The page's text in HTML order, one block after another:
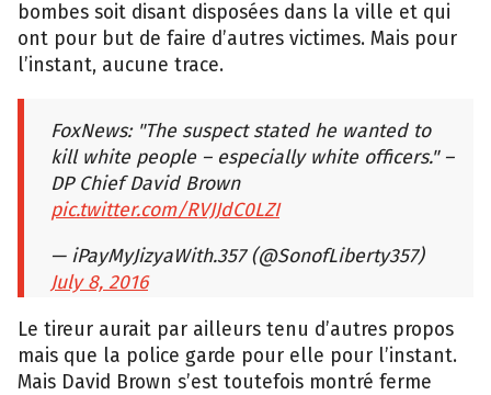
bombes soit disant disposées dans la ville et qui
ont pour but de faire d’autres victimes. Mais pour
l’instant, aucune trace.
FoxNews: "The suspect stated he wanted to
kill white people – especially white officers." –
DP Chief David Brown
pic.twitter.com/RVJJdC0LZI
— iPayMyJizyaWith.357 (@SonofLiberty357)
July 8, 2016
Le tireur aurait par ailleurs tenu d’autres propos
mais que la police garde pour elle pour l’instant.
Mais David Brown s’est toutefois montré ferme